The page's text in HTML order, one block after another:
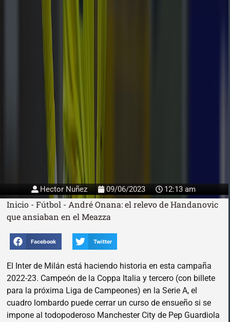
Hector Nuñez 09/06/2023 12:13 am
Inicio - Fútbol - André Onana: el relevo de Handanovic
que ansiaban en el Meazza
Facebook Twitter
El Inter de Milán está haciendo historia en esta campaña
2022-23. Campeón de la Coppa Italia y tercero (con billete
para la próxima Liga de Campeones) en la Serie A, el
cuadro lombardo puede cerrar un curso de ensueño si se
impone al todopoderoso Manchester City de Pep Guardiola